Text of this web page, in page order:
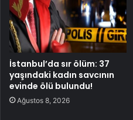
İstanbul’da sır ölüm: 37
yaşındaki kadın savcının
evinde ölü bulundu!
Ağustos 8, 2026